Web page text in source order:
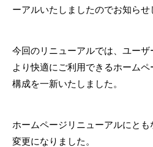
ーアルいたしましたのでお知らせ
今回のリニューアルでは、ユーザ
より快適にご利用できるホームペ
構成を一新いたしました。
ホームページリニューアルにと
変更になりました。